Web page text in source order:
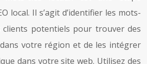
local. Il s’agit d’identifier les mots-
potentiels pour trouver des
votre région et de les intégrer
dans votre site web. Utilisez des